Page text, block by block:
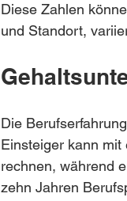
Diese Zahlen
und Standort,
Die
Einsteiger kann
rechnen, während
zehn Jahren